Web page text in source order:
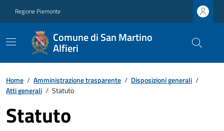
Regione Piemonte
Comune di San Martino
Alfieri
Home / Amministrazione trasparente / Disposizioni generali /
Atti generali / Statuto
Statuto